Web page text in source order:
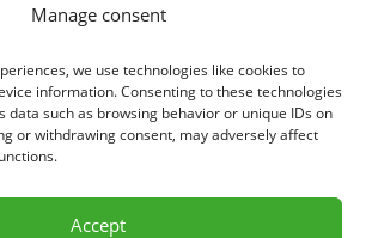
Manage consent
we use technologies like cookies to
information. Consenting to these technologies
data such as browsing behavior or unique IDs on
or withdrawing consent, may adversely affect
Accept
alimentario, constituyendo una herramienta
preventiva. Su uso regular se integra de
HACCP y en las buenas prácticas de
un instrumento de decisión técnica
de la salud pública.